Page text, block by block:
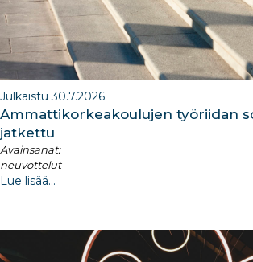
Julkaistu 30.7.2026
Ammattikorkeakoulujen työriidan
jatkettu
Avainsanat:
neuvottelut
Lue lisää...